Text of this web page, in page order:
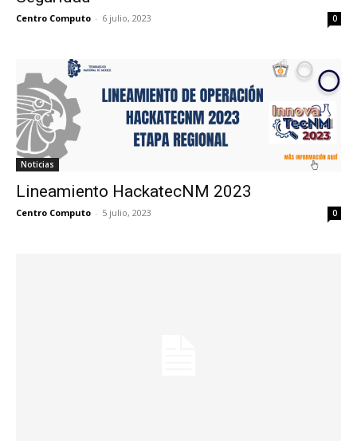
Centro Computo - 6 julio, 2023 0
Noticias
Lineamiento HackatecNM 2023
Centro Computo - 5 julio, 2023 0